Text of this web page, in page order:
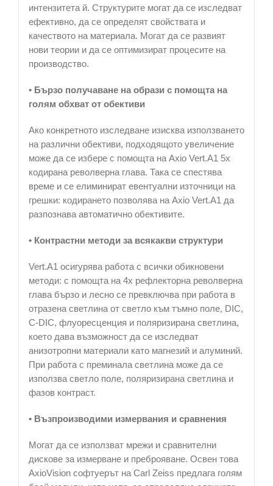
интензитета й. Структурите могат да се изследват
ефективно, да се определят свойствата и
качеството на материала. Могат да се развият
нови теории и да се оптимизират процесите на
производство.
• Бързо получаване на образи с помощта на
голям обхват от обективи
Ако конкретното изследване изисква използването
на различни обективи, подходящото увеличение
може да се избере с помощта на Axio Vert.A1 5x
кодирана револверна глава. Така се спестява
време и се елиминират евентуални източници на
грешки: кодирането позволява на Axio Vert.A1 да
разпознава автоматично обективите.
• Контрастни методи за всякакви структури
Vert.A1 осигурява работа с всички обикновени
методи: с помощта на 4x рефлекторна револверна
глава бързо и лесно се превключва при работа в
отразена светлина от светло към тъмно поле, DIC,
C-DIC, флуоресценция и поляризирана светлина,
което дава възможност да се изследват
анизотропни материали като магнезий и алуминий.
При работа с преминала светлина може да се
използва светло поле, поляризирана светлина и
фазов контраст.
• Възпроизводими измервания и сравнения
Могат да се използват мрежи и сравнителни
дискове за измерване и преброяване. Освен това
AxioVision софтуерът на Carl Zeiss предлага голям